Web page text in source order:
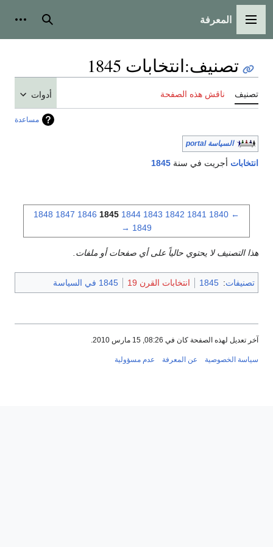
القائمة الرئيسية
المعرفة بحث
تصنيف:انتخابات 1845
تصنيف ناقش هذه الصفحة أدوات
مساعدة
السياسة portal
انتخابات أجريت في سنة 1845
←
1840
1841
1842
1843
1844
1845
1846
1847
1848
1849
→
هذا التصنيف لا يحتوي حالياً على أي صفحات أو ملفات.
تصنيفات:
1845 انتخابات القرن 19 1845 في السياسة
آخر تعديل لهذه الصفحة كان في 08:26, 15 مارس 2010.
سياسة الخصوصية عن المعرفة عدم مسؤولية